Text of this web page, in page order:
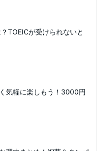
？TOEICが受けられないと
気軽に楽しもう！3000円